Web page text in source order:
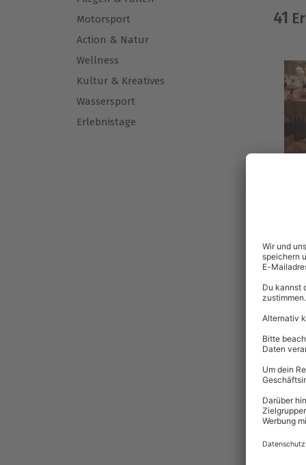
Motorsport
Action & Natur
Wellness
Kultur & Kreatives
Wassersport
Erlebnistage
41